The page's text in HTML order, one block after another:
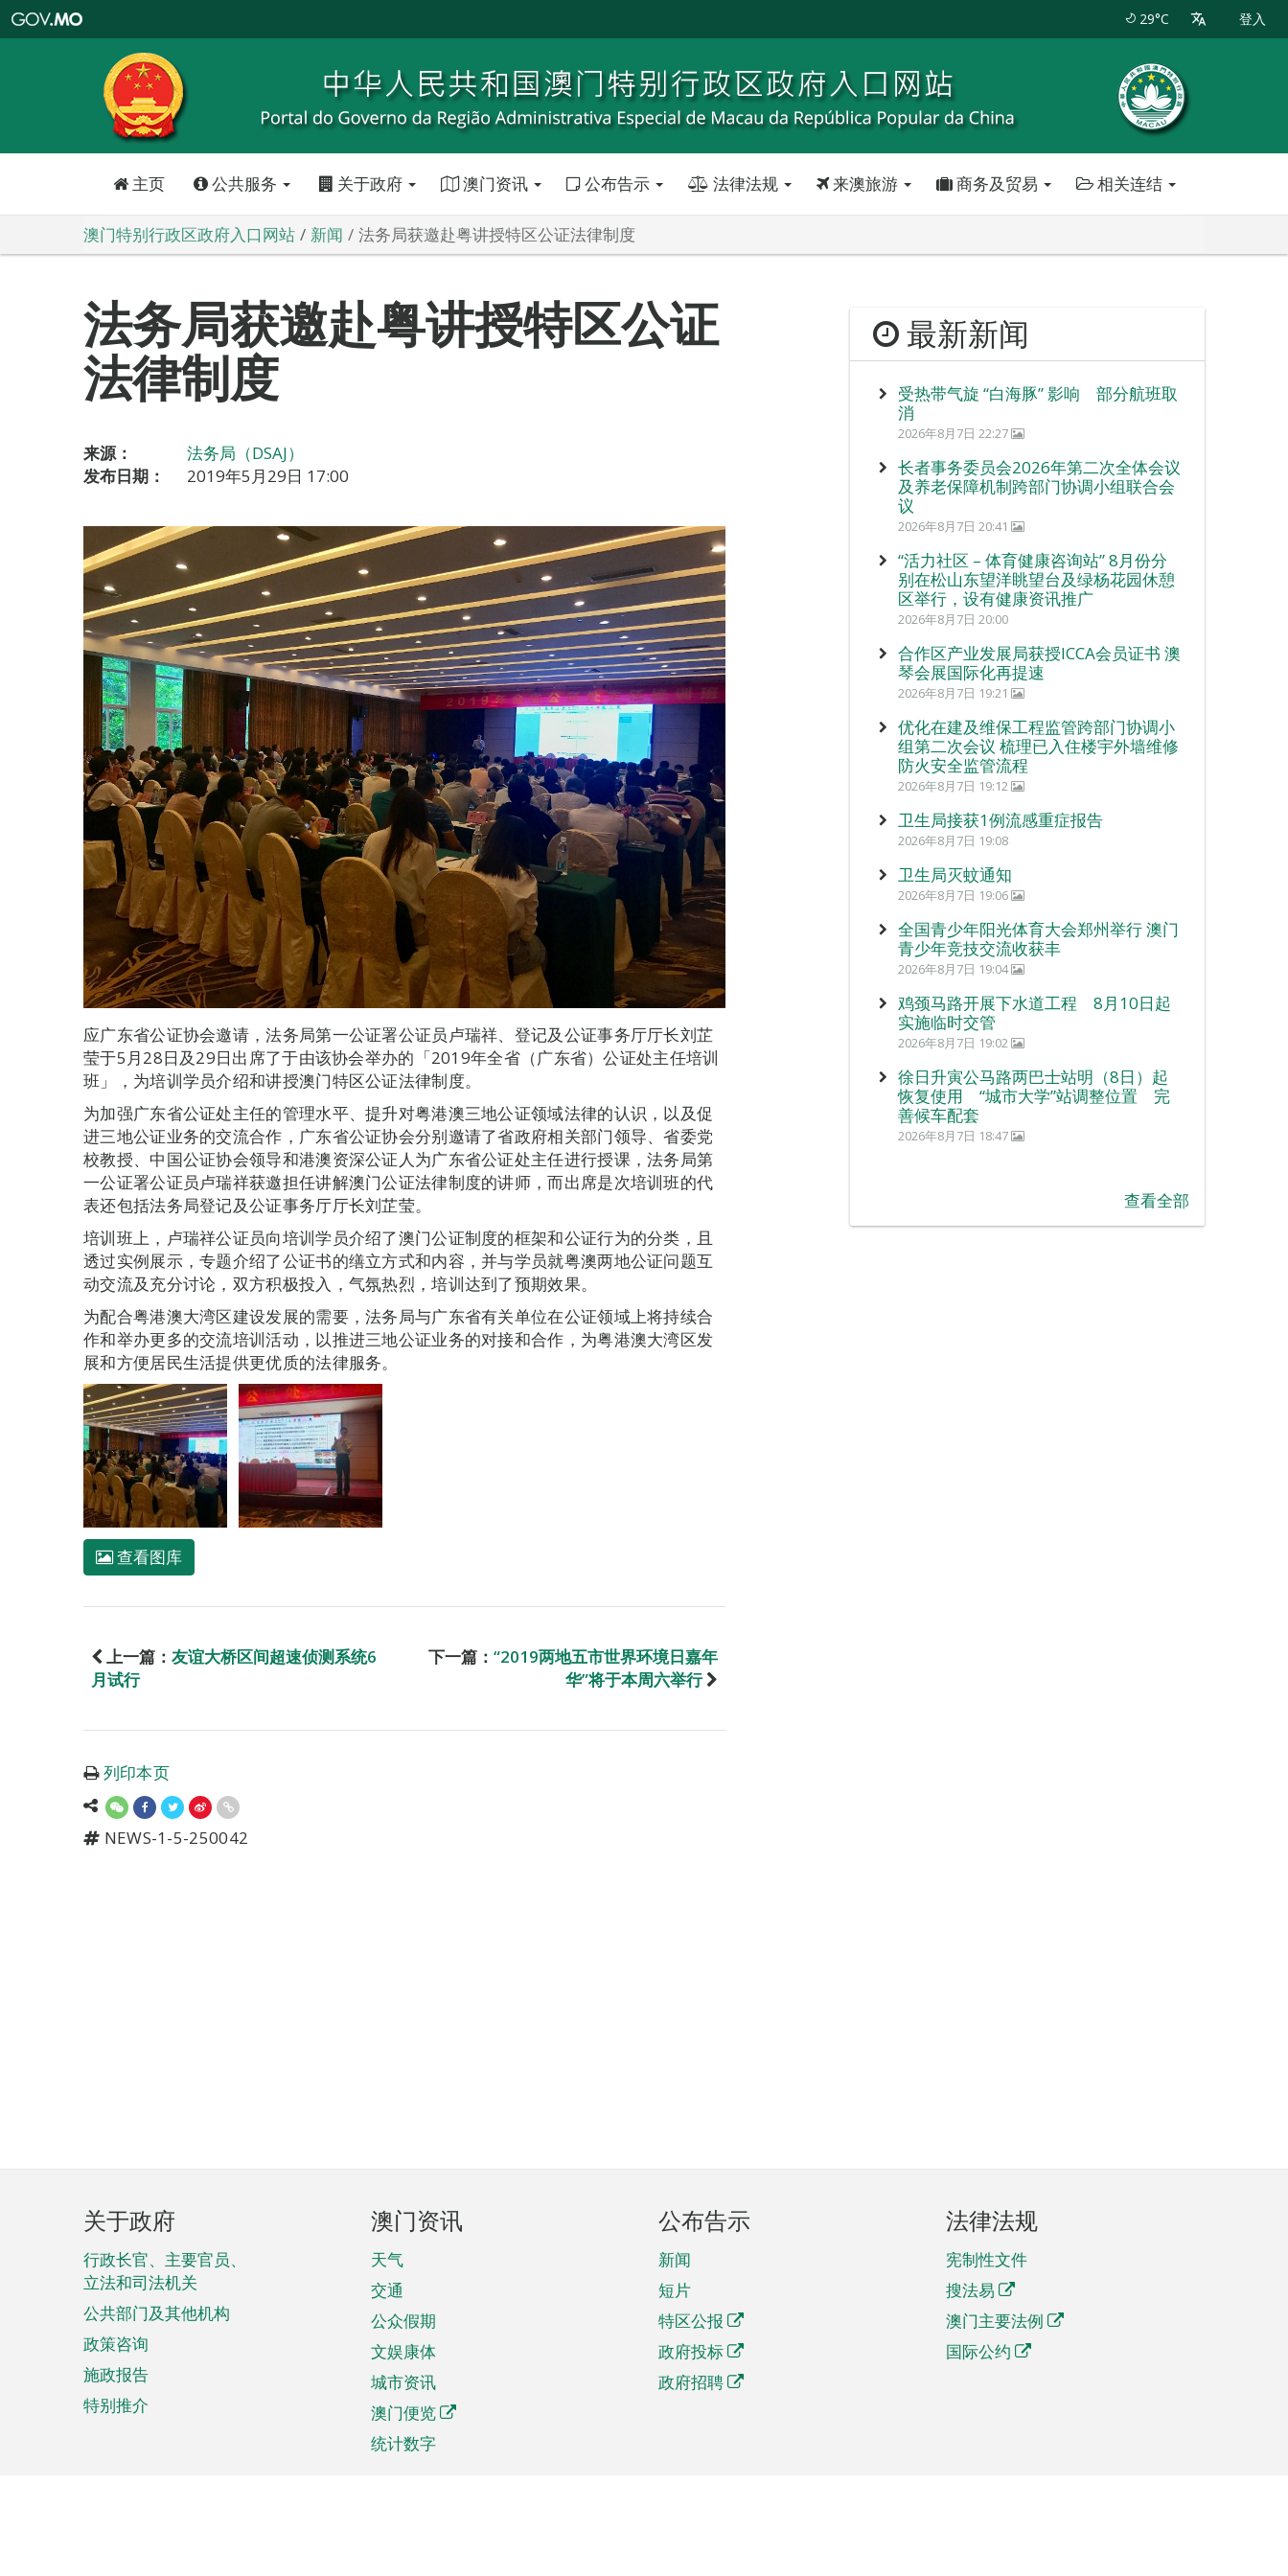
特
政
区
政
口
29°C 登入
主页 公共服务 关于政府 澳门资讯 公布告示 法律法规 来澳旅游 商务及贸易 相关连结
澳门特别行政区政府入口网站 新闻 法务局获邀赴粤讲授特区公证法律制度
法务局获邀赴粤讲授特区公证
法律制度
来源：
法务局（DSAJ）
发布日期：
2019年5月29日 17:00
应广东省公证协会邀请，法务局第一公证署公证员卢瑞祥、登记及公证事务厅厅长刘芷
莹于5月28日及29日出席了于由该协会举办的「2019年全省（广东省）公证处主任培训
班」，为培训学员介绍和讲授澳门特区公证法律制度。
为加强广东省公证处主任的管理水平、提升对粤港澳三地公证领域法律的认识，以及促
进三地公证业务的交流合作，广东省公证协会分别邀请了省政府相关部门领导、省委党
校教授、中国公证协会领导和港澳资深公证人为广东省公证处主任进行授课，法务局第
一公证署公证员卢瑞祥获邀担任讲解澳门公证法律制度的讲师，而出席是次培训班的代
表还包括法务局登记及公证事务厅厅长刘芷莹。
培训班上，卢瑞祥公证员向培训学员介绍了澳门公证制度的框架和公证行为的分类，且
透过实例展示，专题介绍了公证书的缮立方式和内容，并与学员就粤澳两地公证问题互
动交流及充分讨论，双方积极投入，气氛热烈，培训达到了预期效果。
为配合粤港澳大湾区建设发展的需要，法务局与广东省有关单位在公证领域上将持续合
作和举办更多的交流培训活动，以推进三地公证业务的对接和合作，为粤港澳大湾区发
展和方便居民生活提供更优质的法律服务。
查看图库
上一篇： 友谊大桥区间超速侦测系统6
月试行
下一篇： “2019两地五市世界环境日嘉年
华”将于本周六举行
列印本页
NEWS-1-5-250042
最新新闻
受热带气旋 “白海豚” 影响 部分航班取
消
2026年8月7日 22:27
长者事务委员会2026年第二次全体会议
及养老保障机制跨部门协调小组联合会
议
2026年8月7日 20:41
“活力社区 – 体育健康咨询站” 8月份分
别在松山东望洋眺望台及绿杨花园休憩
区举行，设有健康资讯推广
2026年8月7日 20:00
合作区产业发展局获授ICCA会员证书 澳
琴会展国际化再提速
2026年8月7日 19:21
优化在建及维保工程监管跨部门协调小
组第二次会议 梳理已入住楼宇外墙维修
防火安全监管流程
2026年8月7日 19:12
卫生局接获1例流感重症报告
2026年8月7日 19:08
卫生局灭蚊通知
2026年8月7日 19:06
全国青少年阳光体育大会郑州举行 澳门
青少年竞技交流收获丰
2026年8月7日 19:04
鸡颈马路开展下水道工程 8月10日起
实施临时交管
2026年8月7日 19:02
徐日升寅公马路两巴士站明（8日）起
恢复使用 “城市大学”站调整位置 完
善候车配套
2026年8月7日 18:47
查看全部
页
脚
菜
单
关于政府
行政长官、主要官员、
立法和司法机关
公共部门及其他机构
政策咨询
施政报告
特别推介
澳门资讯
天气
交通
公众假期
文娱康体
城市资讯
澳门便览
统计数字
公布告示
新闻
短片
特区公报
政府投标
政府招聘
法律法规
宪制性文件
搜法易
澳门主要法例
国际公约